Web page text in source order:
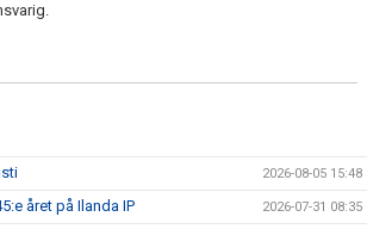
2026-08-05 15:48
året på Ilanda IP 2026-07-31 08:35